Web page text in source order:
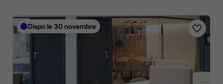
Dispo le 30 novembre